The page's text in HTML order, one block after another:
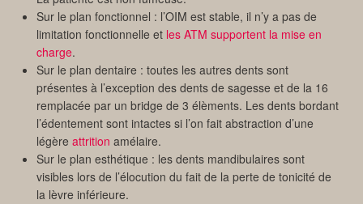
Sur le plan fonctionnel : l’OIM est stable, il n’y a pas de
limitation fonctionnelle et les ATM supportent la mise en
charge.
Sur le plan dentaire : toutes les autres dents sont
présentes à l’exception des dents de sagesse et de la 16
remplacée par un bridge de 3 élèments. Les dents bordant
l’édentement sont intactes si l’on fait abstraction d’une
légère attrition amélaire.
Sur le plan esthétique : les dents mandibulaires sont
visibles lors de l’élocution du fait de la perte de tonicité de
la lèvre inférieure.